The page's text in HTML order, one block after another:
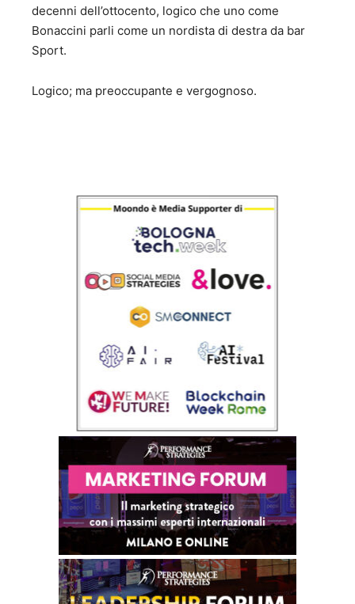
decenni dell’ottocento, logico che uno come
Bonaccini parli come un nordista di destra da bar
Sport.
Logico; ma preoccupante e vergognoso.